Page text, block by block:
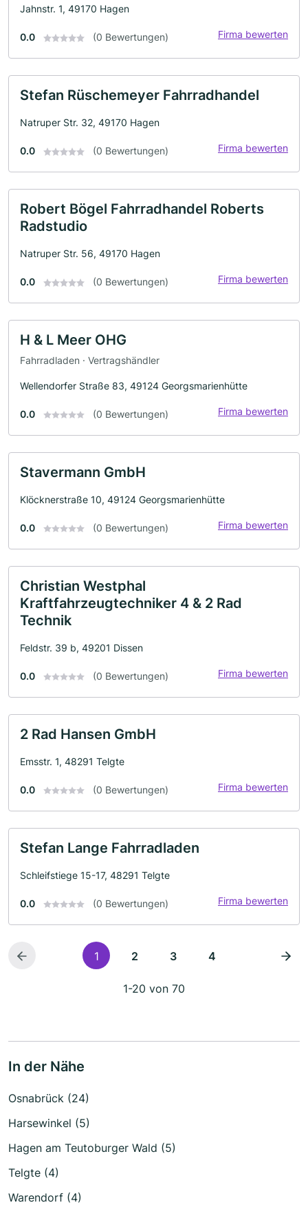
Jahnstr. 1, 49170 Hagen
0.0 (0 Bewertungen) Firma bewerten
Stefan Rüschemeyer Fahrradhandel
Natruper Str. 32, 49170 Hagen
0.0 (0 Bewertungen) Firma bewerten
Robert Bögel Fahrradhandel Roberts
Radstudio
Natruper Str. 56, 49170 Hagen
0.0 (0 Bewertungen) Firma bewerten
H & L Meer OHG
Fahrradladen · Vertragshändler
Wellendorfer Straße 83, 49124 Georgsmarienhütte
0.0 (0 Bewertungen) Firma bewerten
Stavermann GmbH
Klöcknerstraße 10, 49124 Georgsmarienhütte
0.0 (0 Bewertungen) Firma bewerten
Christian Westphal
Kraftfahrzeugtechniker 4 & 2 Rad
Technik
Feldstr. 39 b, 49201 Dissen
0.0 (0 Bewertungen) Firma bewerten
2 Rad Hansen GmbH
Emsstr. 1, 48291 Telgte
0.0 (0 Bewertungen) Firma bewerten
Stefan Lange Fahrradladen
Schleifstiege 15-17, 48291 Telgte
0.0 (0 Bewertungen) Firma bewerten
1 2 3 4
1-20 von 70
In der Nähe
Osnabrück (24)
Harsewinkel (5)
Hagen am Teutoburger Wald (5)
Telgte (4)
Warendorf (4)